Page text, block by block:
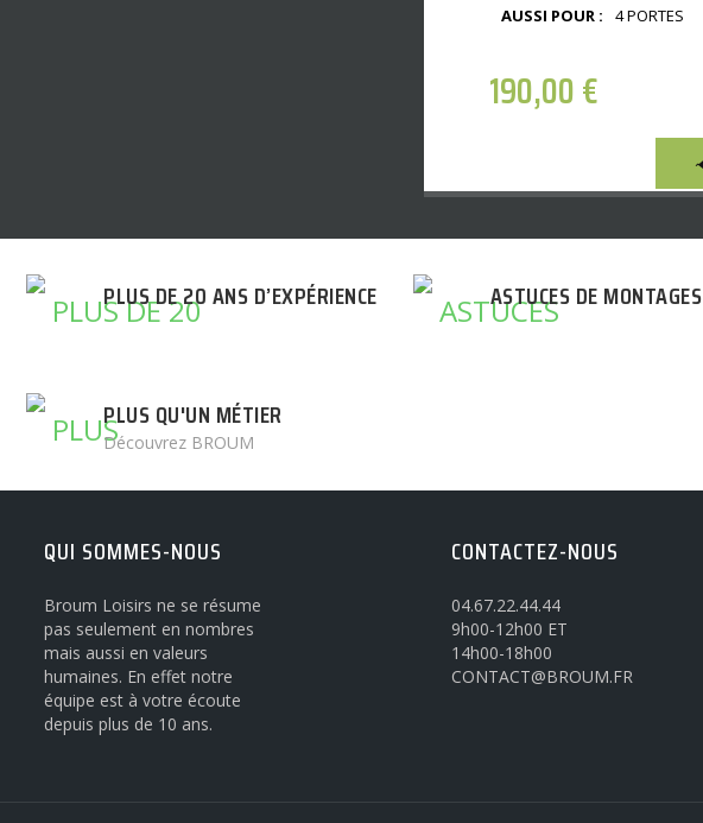
AUSSI POUR :
4 PORTES
190,00€
PLUS DE 20 ANS D’EXPÉRIENCE ASTUCES DE MONTAGES
PLUS QU'UN MÉTIER
Découvrez BROUM
QUI SOMMES-NOUS
Broum Loisirs ne se résume
pas seulement en nombres
mais aussi en valeurs
humaines. En effet notre
équipe est à votre écoute
depuis plus de 10 ans.
CONTACTEZ-NOUS
04.67.22.44.44
9h00-12h00 ET
14h00-18h00
CONTACT@BROUM.FR